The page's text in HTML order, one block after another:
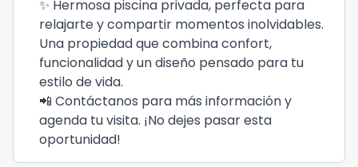
✨ Hermosa piscina privada, perfecta para
relajarte y compartir momentos inolvidables.
Una propiedad que combina confort,
funcionalidad y un diseño pensado para tu
estilo de vida.
📲 Contáctanos para más información y
agenda tu visita. ¡No dejes pasar esta
oportunidad!